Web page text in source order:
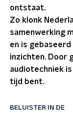
ontstaat.
Zo klonk
samenwerking
en is
inzichten. Door
audiotechniek
tijd bent.
BELUISTER IN DE